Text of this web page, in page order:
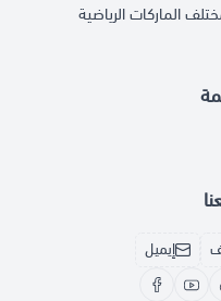
الماركات الرياضية
إيميل